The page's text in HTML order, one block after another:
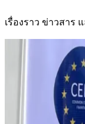
เรื่องราว ข่าวสาร